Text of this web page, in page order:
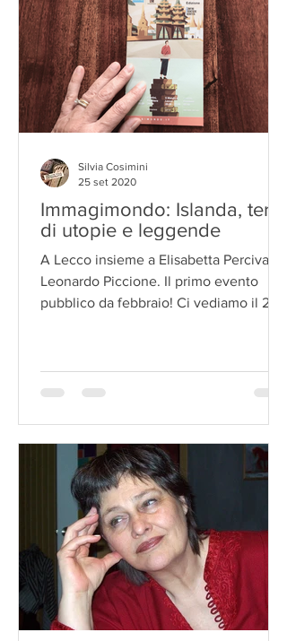
Immagimondo: Islanda, terra
di utopie e leggende
A Lecco insieme a Elisabetta Percivati e
Leonardo Piccione. Il primo evento
pubblico da febbraio! Ci vediamo il 26
Silvia Cosimini
25 set 2020